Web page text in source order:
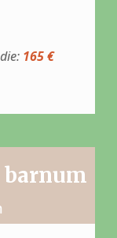
165 €
barnum